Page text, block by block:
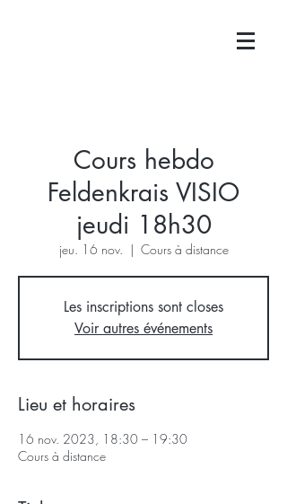
Cours hebdo
Feldenkrais VISIO
jeudi 18h30
jeu. 16 nov.
  |
Cours à distance
Les inscriptions sont closes
Voir autres événements
Lieu et horaires
16 nov. 2023, 18:30 – 19:30
Cours à distance